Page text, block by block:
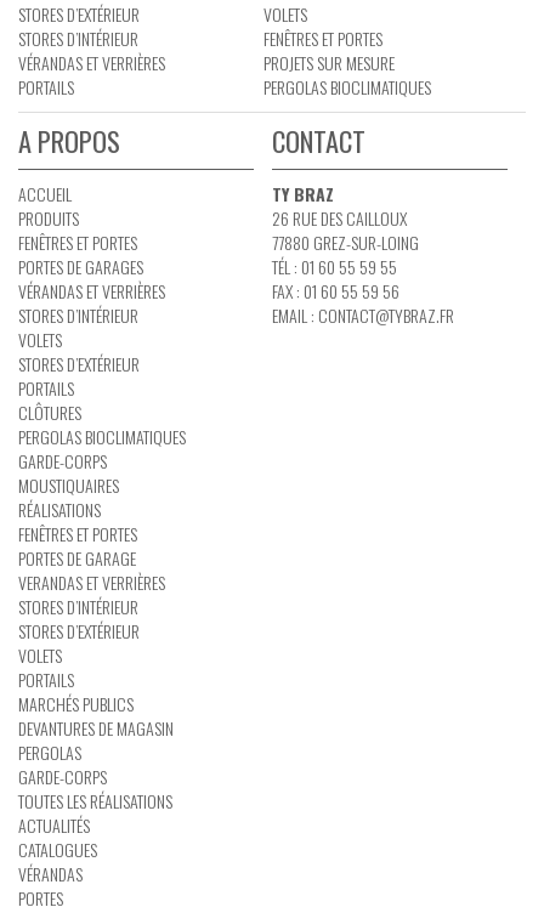
STORES D’EXTÉRIEUR
STORES D’INTÉRIEUR
VÉRANDAS ET VERRIÈRES
PORTAILS
VOLETS
FENÊTRES ET PORTES
PROJETS SUR MESURE
PERGOLAS BIOCLIMATIQUES
A PROPOS
ACCUEIL
PRODUITS
FENÊTRES ET PORTES
PORTES DE GARAGES
VÉRANDAS ET VERRIÈRES
STORES D’INTÉRIEUR
VOLETS
STORES D’EXTÉRIEUR
PORTAILS
CLÔTURES
PERGOLAS BIOCLIMATIQUES
GARDE-CORPS
MOUSTIQUAIRES
RÉALISATIONS
FENÊTRES ET PORTES
PORTES DE GARAGE
VERANDAS ET VERRIÈRES
STORES D’INTÉRIEUR
STORES D’EXTÉRIEUR
VOLETS
PORTAILS
MARCHÉS PUBLICS
DEVANTURES DE MAGASIN
PERGOLAS
GARDE-CORPS
TOUTES LES RÉALISATIONS
ACTUALITÉS
CATALOGUES
VÉRANDAS
PORTES
CONTACT
TY BRAZ
26 RUE DES CAILLOUX
77880 GREZ-SUR-LOING
TÉL : 01 60 55 59 55
FAX : 01 60 55 59 56
EMAIL : CONTACT@TYBRAZ.FR